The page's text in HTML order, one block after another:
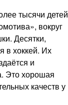
тысячи детей
вокруг
Десятки,
в хоккей. Их
и
Это хорошая
качеств у